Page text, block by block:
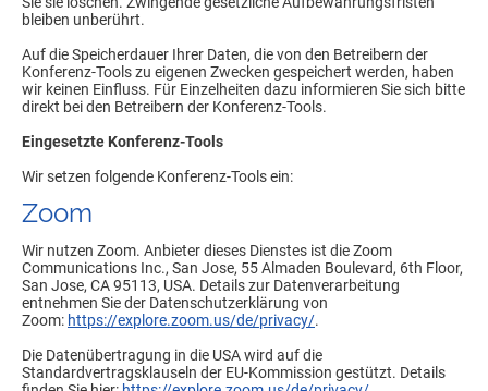
bleiben unberührt.
Auf die Speicherdauer Ihrer Daten, die von den Betreibern der
Konferenz-Tools zu eigenen Zwecken gespeichert werden, haben
wir keinen Einfluss. Für Einzelheiten dazu informieren Sie sich bitte
direkt bei den Betreibern der Konferenz-Tools.
Eingesetzte Konferenz-Tools
Wir setzen folgende Konferenz-Tools ein:
Zoom
Wir nutzen Zoom. Anbieter dieses Dienstes ist die Zoom
Communications Inc., San Jose, 55 Almaden Boulevard, 6th Floor,
San Jose, CA 95113, USA. Details zur Datenverarbeitung
entnehmen Sie der Datenschutzerklärung von
Zoom: https://explore.zoom.us/de/privacy/.
Die Datenübertragung in die USA wird auf die
Standardvertragsklauseln der EU-Kommission gestützt. Details